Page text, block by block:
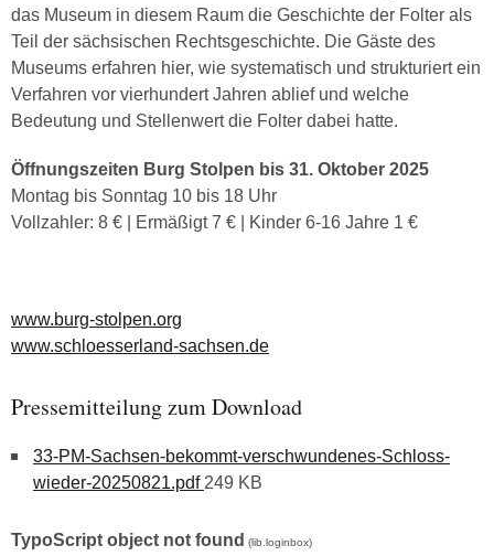
das Museum in diesem Raum die Geschichte der Folter als
Teil der sächsischen Rechtsgeschichte. Die Gäste des
Museums erfahren hier, wie systematisch und strukturiert ein
Verfahren vor vierhundert Jahren ablief und welche
Bedeutung und Stellenwert die Folter dabei hatte.
Öffnungszeiten Burg Stolpen bis 31. Oktober 2025
Montag bis Sonntag 10 bis 18 Uhr
Vollzahler: 8 € | Ermäßigt 7 € | Kinder 6-16 Jahre 1 €
www.burg-stolpen.org
www.schloesserland-sachsen.de
Pressemitteilung zum Download
33-PM-Sachsen-bekommt-verschwundenes-Schloss-
wieder-20250821.pdf 249 KB
TypoScript object not found (lib.loginbox)